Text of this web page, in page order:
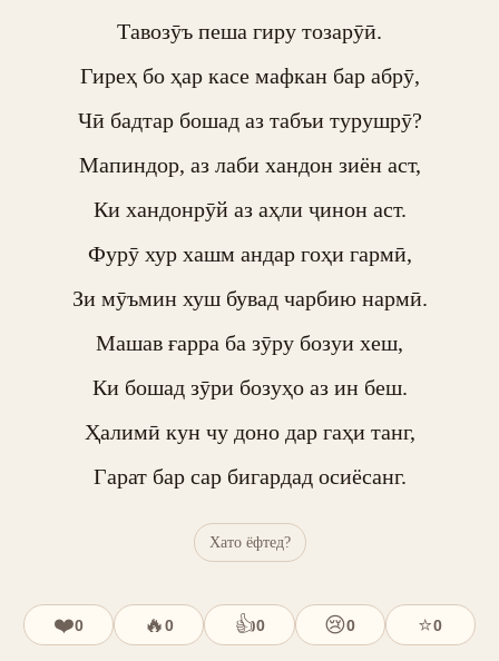
Тавозӯъ пеша гиру тозарӯӣ.
Гиреҳ бо ҳар касе мафкан бар абрӯ,
Чӣ бадтар бошад аз табъи турушрӯ?
Мапиндор, аз лаби хандон зиён аст,
Ки хандонрӯй аз аҳли ҷинон аст.
Фурӯ хур хашм андар гоҳи гармӣ,
Зи мӯъмин хуш бувад чарбию нармӣ.
Машав ғарра ба зӯру бозуи хеш,
Ки бошад зӯри бозуҳо аз ин беш.
Ҳалимӣ кун чу доно дар гаҳи танг,
Гарат бар сар бигардад осиёсанг.
Хато ёфтед?
❤️0 🔥0 👍0 😢0 ⭐0